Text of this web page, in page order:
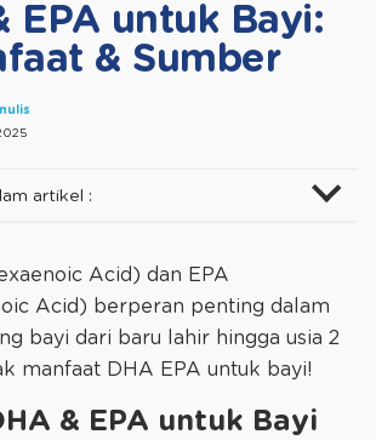
EPA untuk Bayi:
& Sumber
artikel :
Acid) dan EPA
Acid) berperan penting dalam
bayi dari baru lahir hingga usia 2
manfaat DHA EPA untuk bayi!
& EPA untuk Bayi